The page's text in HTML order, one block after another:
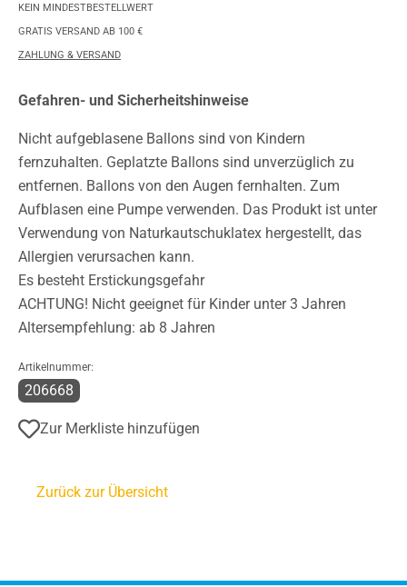
KEIN MINDESTBESTELLWERT
GRATIS VERSAND AB 100 €
ZAHLUNG & VERSAND
Gefahren- und Sicherheitshinweise
Nicht aufgeblasene Ballons sind von Kindern
fernzuhalten. Geplatzte Ballons sind unverzüglich zu
entfernen. Ballons von den Augen fernhalten. Zum
Aufblasen eine Pumpe verwenden. Das Produkt ist unter
Verwendung von Naturkautschuklatex hergestellt, das
Allergien verursachen kann.
Es besteht Erstickungsgefahr
ACHTUNG! Nicht geeignet für Kinder unter 3 Jahren
Altersempfehlung: ab 8 Jahren
Artikelnummer:
206668
Zur Merkliste hinzufügen
Zurück zur Übersicht